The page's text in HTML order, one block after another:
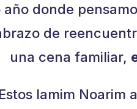
donde
de
una cena familiar,
Iamim Noarim